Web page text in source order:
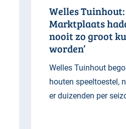
Welles Tuinhout:
Marktplaats
nooit zo groot
worden’
Welles Tuinhout
houten speeltoestel,
er duizenden per